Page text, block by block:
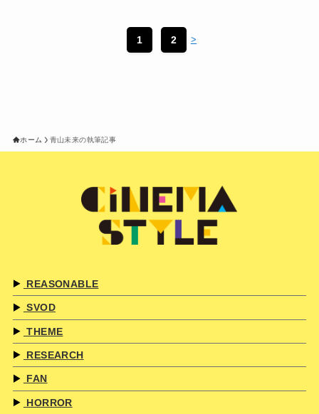
1 2 >
ホーム 青山未来の執筆記事
REASONABLE
SVOD
THEME
RESEARCH
FAN
HORROR